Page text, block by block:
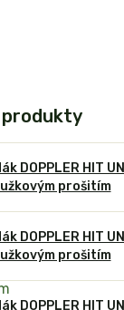
produkty
DOPPLER HIT
prošitím
DOPPLER HIT
prošitím
DOPPLER HIT